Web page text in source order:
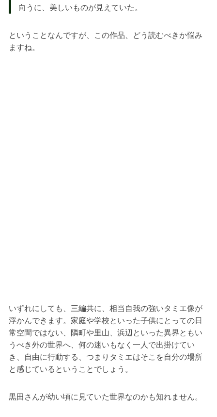
向うに、美しいものが見えていた。
ということなんですが、この作品、どう読むべきか悩み
ますね。
いずれにしても、三編共に、相当自我の強いタミエ像が
浮かんできます。家庭や学校といった子供にとっての日
常空間ではない、隣町や里山、浜辺といった異界ともい
うべき外の世界へ、何の迷いもなく一人で出掛けてい
き、自由に行動する、つまりタミエはそこを自分の場所
と感じているということでしょう。
黒田さんが幼い頃に見ていた世界なのかも知れません。